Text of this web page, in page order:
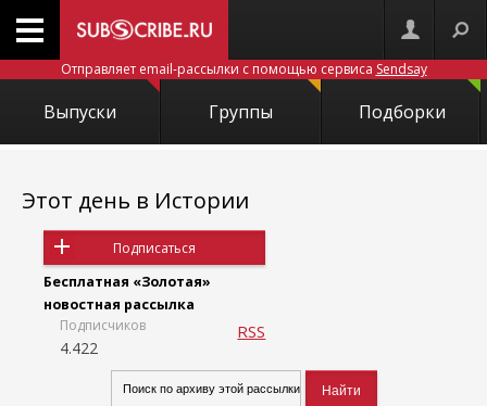
Отправляет email-рассылки с помощью сервиса Sendsay
Выпуски Группы Подборки
Этот день в Истории
Подписаться
Бесплатная «Золотая»
новостная рассылка
Подписчиков
4.422
RSS